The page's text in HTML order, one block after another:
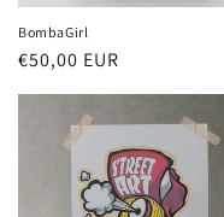
BombaGirl
Prix
€50,00 EUR